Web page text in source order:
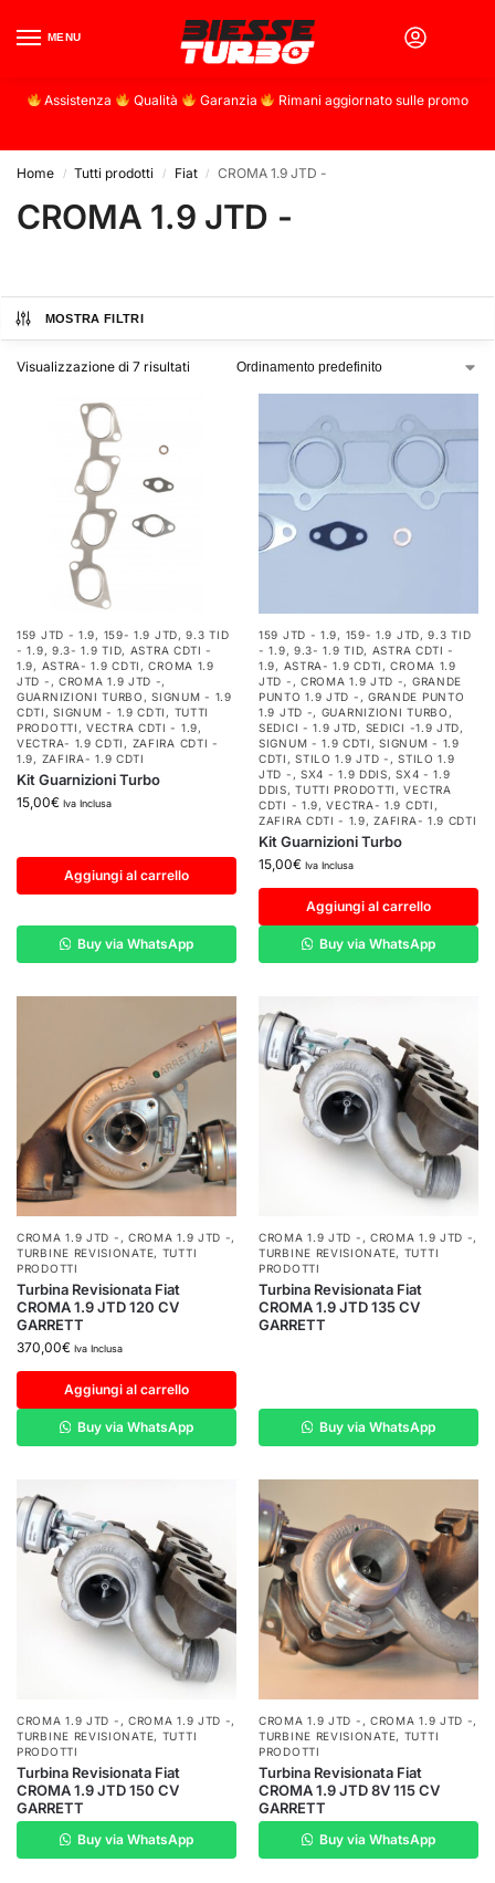
MENU
Assistenza Qualità Garanzia Rimani aggiornato sulle promo
Home / Tutti prodotti / Fiat / CROMA 1.9 JTD -
CROMA 1.9 JTD -
MOSTRA FILTRI
Visualizzazione di 7 risultati
159 JTD - 1.9, 159- 1.9 JTD,9.3 TID
- 1.9, 9.3- 1.9 TID, ASTRA CDTI -
1.9, ASTRA- 1.9 CDTI ,CROMA 1.9
JTD - , CROMA 1.9 JTD -,
GUARNIZIONI TURBO ,SIGNUM - 1.9
CDTI ,SIGNUM - 1.9 CDTI , TUTTI
PRODOTTI ,VECTRA CDTI - 1.9,
VECTRA- 1.9 CDTI , ZAFIRA CDTI -
1.9, ZAFIRA- 1.9 CDTI
Kit Guarnizioni Turbo
15,00€ Iva Inclusa
Aggiungi al carrello
Buy via WhatsApp
159 JTD - 1.9, 159- 1.9 JTD,9.3 TID
- 1.9, 9.3- 1.9 TID, ASTRA CDTI -
1.9, ASTRA- 1.9 CDTI ,CROMA 1.9
JTD - , CROMA 1.9 JTD -, GRANDE
PUNTO 1.9 JTD - , GRANDE PUNTO
1.9 JTD -, GUARNIZIONI TURBO ,
SEDICI - 1.9 JTD, SEDICI -1.9 JTD,
SIGNUM - 1.9 CDTI ,SIGNUM - 1.9
CDTI ,STILO 1.9 JTD - ,STILO 1.9
JTD - , SX4 - 1.9 DDIS,SX4 - 1.9
DDIS,TUTTI PRODOTTI ,VECTRA
CDTI - 1.9,VECTRA- 1.9 CDTI ,
ZAFIRA CDTI - 1.9,ZAFIRA- 1.9 CDTI
Kit Guarnizioni Turbo
15,00€ Iva Inclusa
Aggiungi al carrello
Buy via WhatsApp
CROMA 1.9 JTD - , CROMA 1.9 JTD -,
TURBINE REVISIONATE, TUTTI
PRODOTTI
Turbina Revisionata Fiat
CROMA 1.9 JTD 120 CV
GARRETT
370,00€ Iva Inclusa
Aggiungi al carrello
Buy via WhatsApp
CROMA 1.9 JTD - , CROMA 1.9 JTD -,
TURBINE REVISIONATE, TUTTI
PRODOTTI
Turbina Revisionata Fiat
CROMA 1.9 JTD 135 CV
GARRETT
Buy via WhatsApp
CROMA 1.9 JTD - , CROMA 1.9 JTD -,
TURBINE REVISIONATE, TUTTI
PRODOTTI
Turbina Revisionata Fiat
CROMA 1.9 JTD 150 CV
GARRETT
Buy via WhatsApp
CROMA 1.9 JTD - , CROMA 1.9 JTD -,
TURBINE REVISIONATE, TUTTI
PRODOTTI
Turbina Revisionata Fiat
CROMA 1.9 JTD 8V 115 CV
GARRETT
Buy via WhatsApp